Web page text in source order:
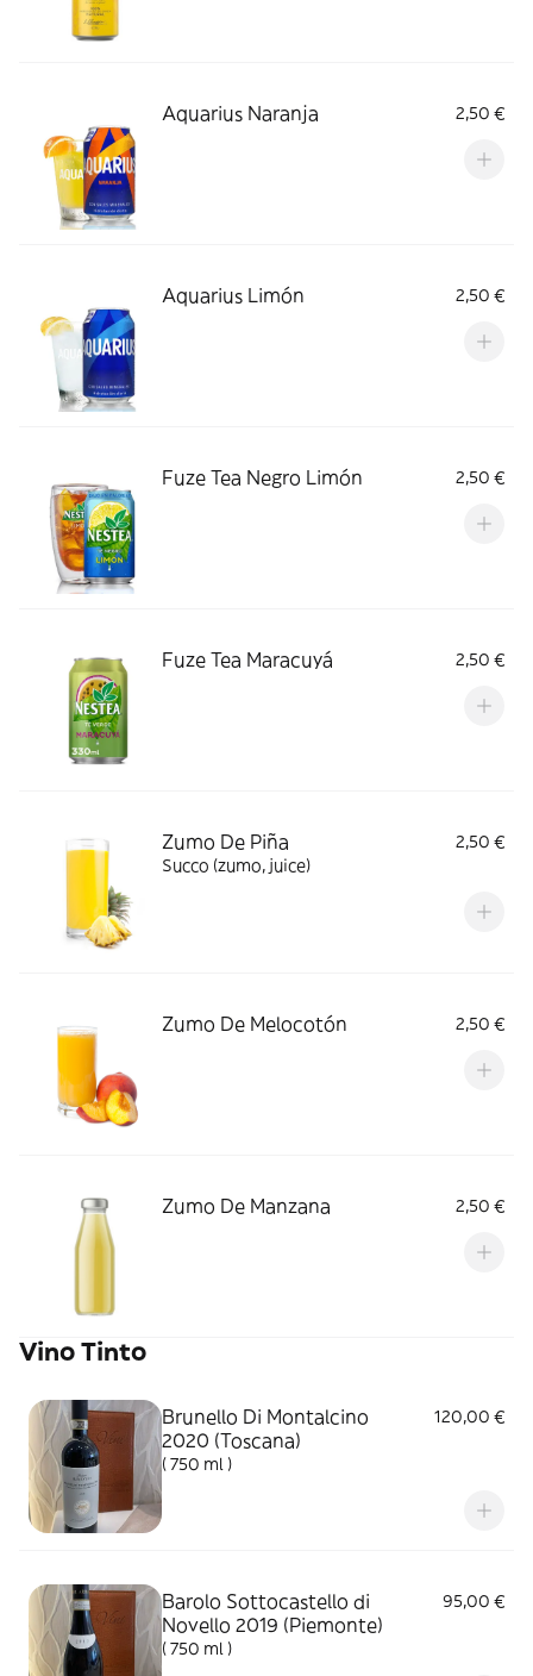
Aquarius Naranja 2,50 €
Aquarius Limón 2,50 €
Fuze Tea Negro Limón 2,50 €
Fuze Tea Maracuyá 2,50 €
Zumo De Piña
2,50 €
Succo (zumo, juice)
Zumo De Melocotón 2,50 €
Zumo De Manzana 2,50 €
Vino Tinto
Brunello Di Montalcino
2020 (Toscana)
120,00 €
( 750 ml )
Barolo Sottocastello di
Novello 2019 (Piemonte)
95,00 €
( 750 ml )